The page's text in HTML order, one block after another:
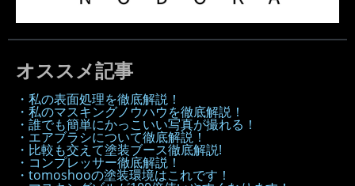
オススメ記事
・私の表面処理を徹底解説！
・私のマスキングノウハウを徹底解説！
・誰でも簡単にかっこいい写真が撮れる！
・エアブラシについて徹底解説！
・比較も交えて塗装ブース徹底解説!
・コンプレッサー徹底解説！
・tomoshooの塗装環境はこれです！